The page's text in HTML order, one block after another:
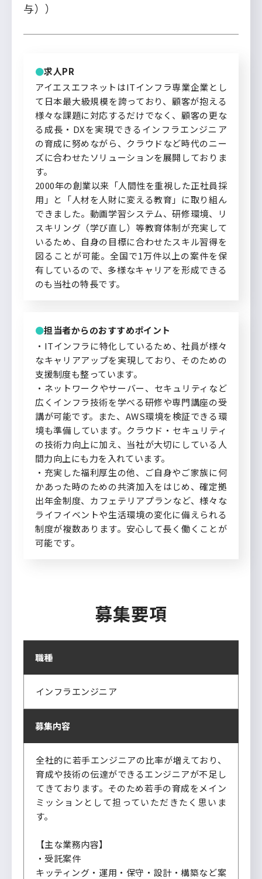
与））
求人PR
アイエスエフネットはITインフラ専業企業とし
て日本最大級規模を誇っており、顧客が抱える
様々な課題に対応するだけでなく、顧客の更な
る成長・DXを実現できるインフラエンジニア
の育成に努めながら、クラウドなど時代のニー
ズに合わせたソリューションを展開しておりま
す。
2000年の創業以来「人間性を重視した正社員採
用」と「人材を人財に変える教育」に取り組ん
できました。動画学習システム、研修環境、リ
スキリング（学び直し）等教育体制が充実して
いるため、自身の目標に合わせたスキル習得を
図ることが可能。全国で1万件以上の案件を保
有しているので、多様なキャリアを形成できる
のも当社の特長です。
担当者からのおすすめポイント
・ITインフラに特化しているため、社員が様々
なキャリアアップを実現しており、そのための
支援制度も整っています。
・ネットワークやサーバー、セキュリティなど
広くインフラ技術を学べる研修や専門講座の受
講が可能です。また、AWS環境を検証できる環
境も準備しています。クラウド・セキュリティ
の技術力向上に加え、当社が大切にしている人
間力向上にも力を入れています。
・充実した福利厚生の他、ご自身やご家族に何
かあった時のための共済加入をはじめ、確定拠
出年金制度、カフェテリアプランなど、様々な
ライフイベントや生活環境の変化に備えられる
制度が複数あります。安心して長く働くことが
可能です。
募集要項
職種
インフラエンジニア
募集内容
全社的に若手エンジニアの比率が増えており、
育成や技術の伝達ができるエンジニアが不足し
てきております。そのため若手の育成をメイン
ミッションとして担っていただきたく思いま
す。
【主な業務内容】
・受託案件
キッティング・運用・保守・設計・構築など案